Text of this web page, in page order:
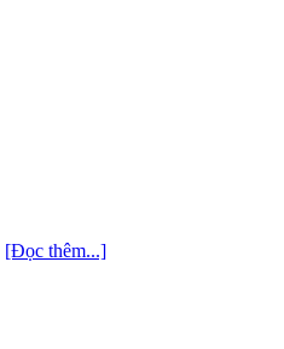
[Đọc thêm...]